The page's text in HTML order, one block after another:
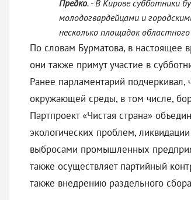
Предко. - В Кирове субботники
молодогвардейцами и
несколько площадок
По словам Бурматова, в настоящее
они также примут участие в
Ранее парламентарий
окружающей среды, в том числе,
Партпроект «Чистая страна»
экологических проблем,
выбросами промышленных
также осуществляет партийный
также внедрению раздельного